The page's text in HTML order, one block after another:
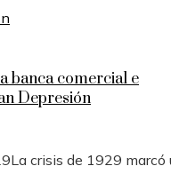
banca comercial e
Depresión
crisis de 1929 marcó